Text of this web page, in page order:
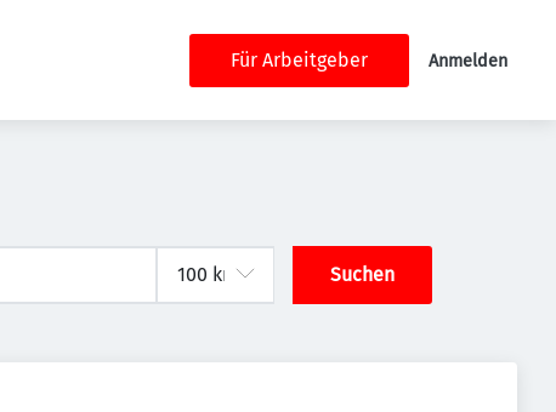
Für Arbeitgeber Anmelden
Suchen